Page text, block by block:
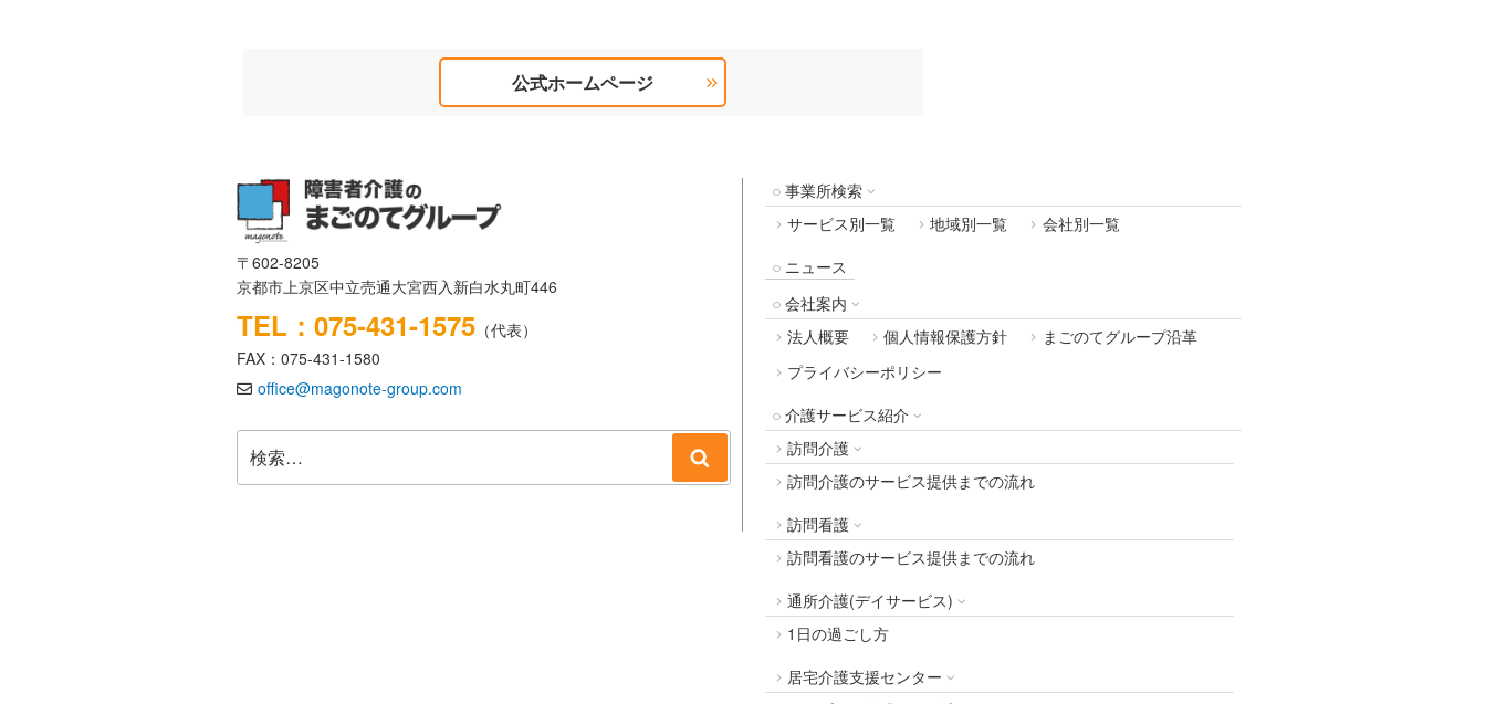
公式ホームページ
〒602-8205
京都市上京区中立売通大宮西入新白水丸町446
TEL：075-431-1575 （代表）
FAX：075-431-1580
office@magonote-group.com
索:
索
事業所検索
サービス別一覧
地域別一覧
会社別一覧
ニュース
会社案内
法人概要
個人情報保護方針
まごのてグループ沿革
プライバシーポリシー
介護サービス紹介
訪問介護
訪問介護のサービス提供までの流れ
訪問看護
訪問看護のサービス提供までの流れ
通所介護(デイサービス)
1日の過ごし方
居宅介護支援センター